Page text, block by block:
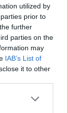
utilized by
prior to
further
parties on the
may
IAB’s List of
it to other
more Google
Κυριαζίδης
παιδί»